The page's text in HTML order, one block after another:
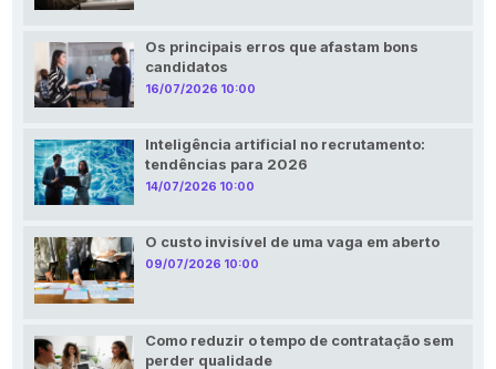
Os principais erros que afastam bons
candidatos
16/07/2026 10:00
Inteligência artificial no recrutamento:
tendências para 2026
14/07/2026 10:00
O custo invisível de uma vaga em aberto
09/07/2026 10:00
Como reduzir o tempo de contratação sem
perder qualidade